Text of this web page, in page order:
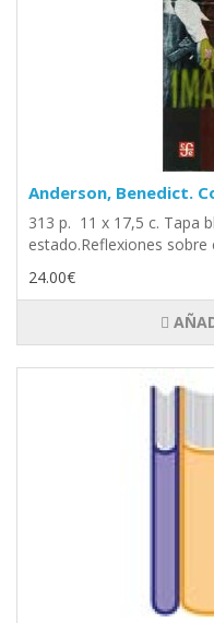
Anderson, Benedict.
313 p. 11 x 17,5 c. Tapa
estado.Reflexiones sobre
24.00€